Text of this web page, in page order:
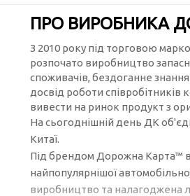
ПРО ВИРОБНИКА
З 2010 року під торговою
розпочато виробництво
споживачів, бездоганне
досвід роботи співробітників
вивести на ринок продукт з
На сьогоднішній день ДК
Китаї.
Під брендом Дорожна Карта™
найпопулярнішої
виробництво та налагоджена